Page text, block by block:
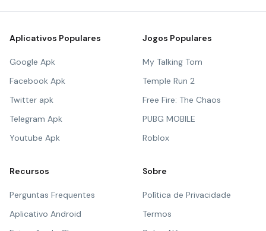
Aplicativos Populares
Google Apk
Facebook Apk
Twitter apk
Telegram Apk
Youtube Apk
Jogos Populares
My Talking Tom
Temple Run 2
Free Fire: The Chaos
PUBG MOBILE
Roblox
Recursos
Perguntas Frequentes
Aplicativo Android
Sobre
Política de Privacidade
Termos